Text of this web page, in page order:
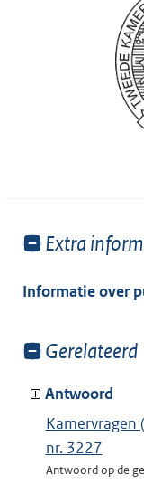
Toon
van:
Extra
Informatie over
Toon
van:
Gerelateerd
Antwoord
Kamervragen
nr. 3227
Antwoord op de